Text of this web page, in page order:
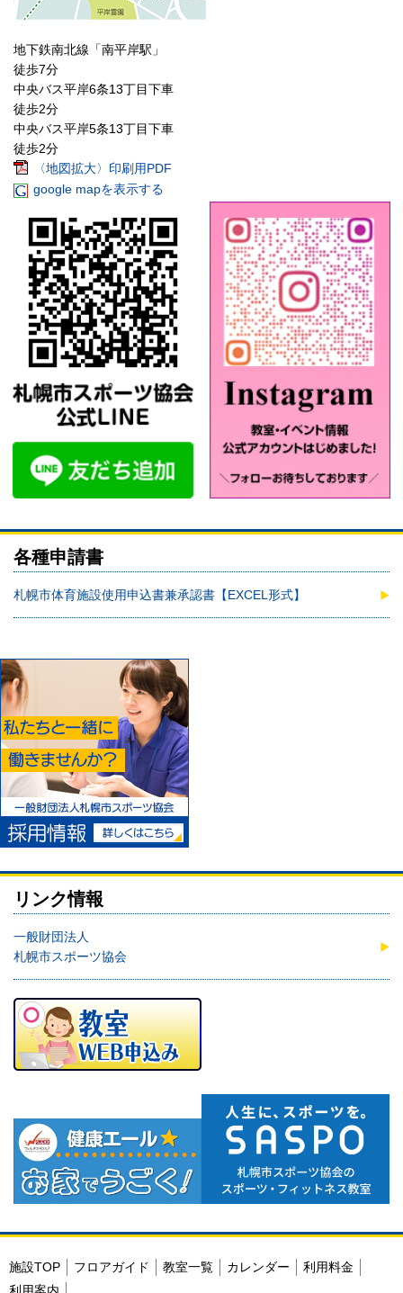
地下鉄南北線「南平岸駅」
徒歩7分
中央バス平岸6条13丁目下車
徒歩2分
中央バス平岸5条13丁目下車
徒歩2分
〈地図拡大〉印刷用PDF
google mapを表示する
各種申請書
札幌市体育施設使用申込書兼承認書【EXCEL形式】
リンク情報
一般財団法人
札幌市スポーツ協会
施設TOP フロアガイド 教室一覧 カレンダー
利用料金